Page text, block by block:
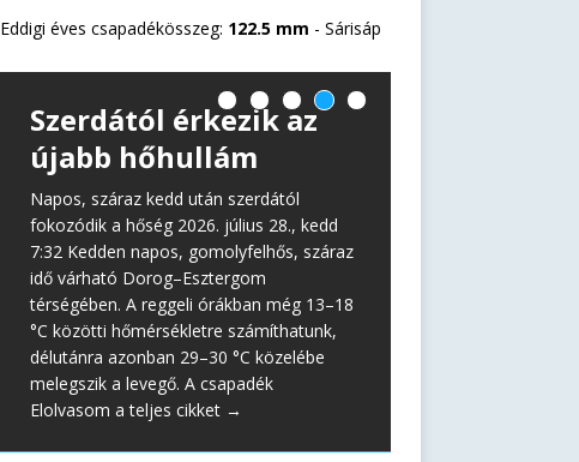
Eddigi éves csapadékösszeg: 122.5 mm - Sárisáp
Szerdától érkezik az
újabb hőhullám
Napos, száraz kedd után szerdától
fokozódik a hőség 2026. július 28., kedd
7:32 Kedden napos, gomolyfelhős, száraz
idő várható Dorog–Esztergom
térségében. A reggeli órákban még 13–18
°C közötti hőmérsékletre számíthatunk,
délutánra azonban 29–30 °C közelébe
melegszik a levegő. A csapadék
Elolvasom a teljes cikket →